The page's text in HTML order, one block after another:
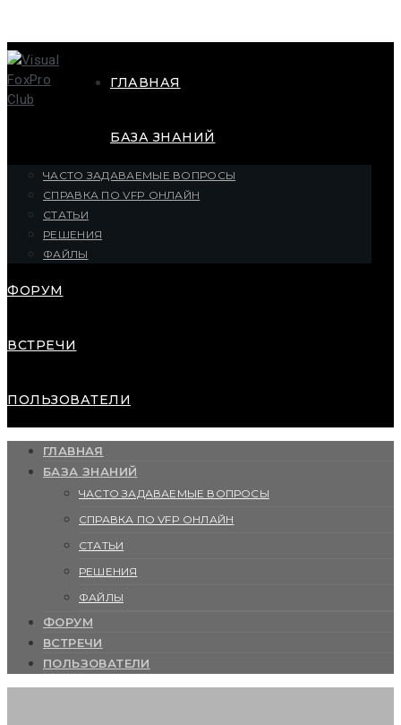
ГЛАВНАЯ
БАЗА ЗНАНИЙ
ЧАСТО ЗАДАВАЕМЫЕ ВОПРОСЫ
СПРАВКА ПО VFP ОНЛАЙН
СТАТЬИ
РЕШЕНИЯ
ФАЙЛЫ
ФОРУМ
ВСТРЕЧИ
ПОЛЬЗОВАТЕЛИ
ГЛАВНАЯ
БАЗА ЗНАНИЙ
ЧАСТО ЗАДАВАЕМЫЕ ВОПРОСЫ
СПРАВКА ПО VFP ОНЛАЙН
СТАТЬИ
РЕШЕНИЯ
ФАЙЛЫ
ФОРУМ
ВСТРЕЧИ
ПОЛЬЗОВАТЕЛИ